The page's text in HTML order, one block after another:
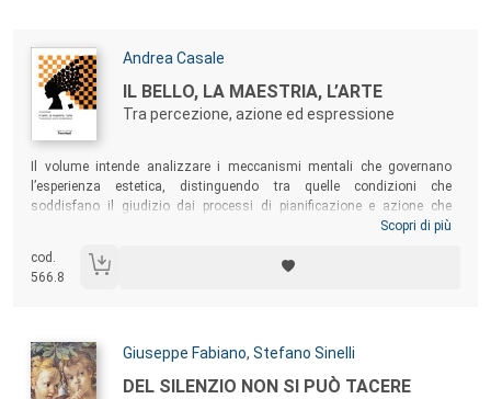
Autori:
Andrea Casale
Titolo:
IL BELLO, LA MAESTRIA, L’ARTE
Tra percezione, azione ed espressione
Sommario:
Il volume intende analizzare i meccanismi mentali che governano
l’esperienza estetica, distinguendo tra quelle condizioni che
soddisfano il giudizio dai processi di pianificazione e azione che
portano alla realizzazione del fenomeno estetico. Il testo indica tre
isolati perché si possano indagare le diverse relazioni che si
determinano nel complesso rapporto tra l’individuo (fruitore o artefice)
Scopri di più
cod.
566.8
Autori:
Giuseppe Fabiano, Stefano Sinelli
Titolo:
DEL SILENZIO NON SI PUÒ TACERE